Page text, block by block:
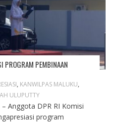
PROGRAM PEMBINAAN
, KANWILPAS MALUKU,
ULUPUTTY
Anggota DPR RI Komisi
program